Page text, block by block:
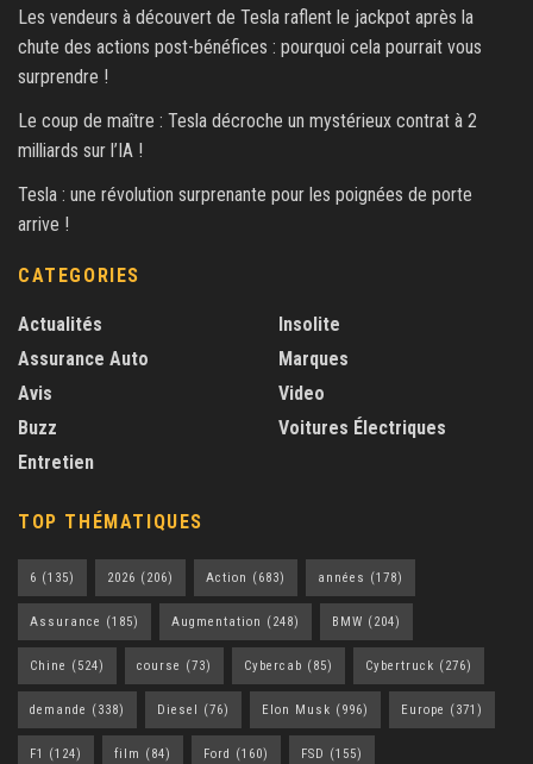
Les vendeurs à découvert de Tesla raflent le jackpot après la
chute des actions post-bénéfices : pourquoi cela pourrait vous
surprendre !
Le coup de maître : Tesla décroche un mystérieux contrat à 2
milliards sur l’IA !
Tesla : une révolution surprenante pour les poignées de porte
arrive !
CATEGORIES
Actualités
Assurance Auto
Avis
Buzz
Entretien
Insolite
Marques
Video
Voitures Électriques
TOP THÉMATIQUES
6 (135) 2026 (206) Action (683) années (178)
Assurance (185) Augmentation (248) BMW (204)
Chine (524) course (73) Cybercab (85) Cybertruck (276)
demande (338) Diesel (76) Elon Musk (996) Europe (371)
F1 (124) film (84) Ford (160) FSD (155)